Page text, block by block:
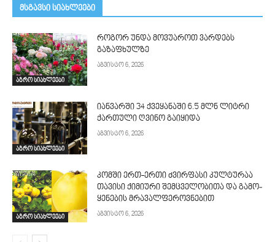
მსგავსი სიახლეები
აგრო სიახლეები
როგორ უნდა მოვუაროთ ვარდებს
გაზაფხულზე
აგვისტო 6, 2026
აგრო სიახლეები
იანვარში 34 ქვეყანაში 6.5 მლნ ლიტრი
ქართული ღვინო გაიყიდა
აგვისტო 6, 2026
აგრო სიახლეები
კომში ერთ-ერთი ძვირფასი კულტურაა
თავისი ქიმიური შემცველობითა და გამო­
ყენების მრავალფეროვნებით
აგვისტო 6, 2026